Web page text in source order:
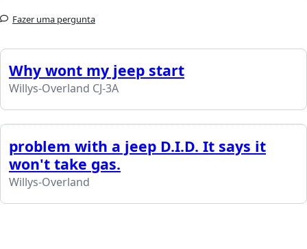
Fazer uma pergunta
Why wont my jeep start
Willys-Overland CJ-3A
problem with a jeep D.I.D. It says it
won't take gas.
Willys-Overland